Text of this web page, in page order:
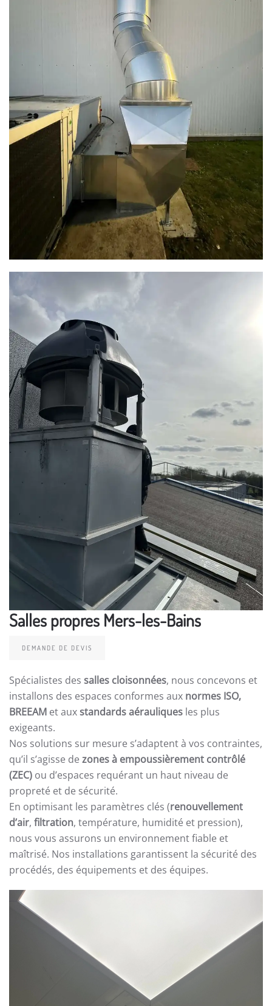
Salles propres Mers-les-Bains
DEMANDE DE DEVIS
Spécialistes des salles cloisonnées, nous concevons et
installons des espaces conformes aux normes ISO,
BREEAM et auxstandards aérauliques les plus
exigeants.
Nos solutions sur mesure s’adaptent à vos contraintes,
qu’il s’agisse de zones à empoussièrement contrôlé
(ZEC) ou d’espaces requérant un haut niveau de
propreté et de sécurité.
En optimisant les paramètres clés (renouvellement
d’air, filtration, température, humidité et pression),
nous vous assurons un environnement fiable et
maîtrisé. Nos installations garantissent la sécurité des
procédés, des équipements et des équipes.